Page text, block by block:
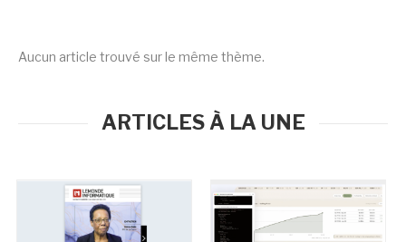
Aucun article trouvé sur le même thème.
ARTICLES À LA UNE